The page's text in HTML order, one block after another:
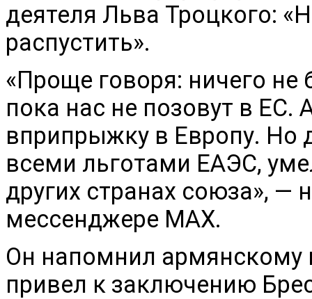
деятеля Льва Троцкого:
распустить».
«Проще говоря: ничего
пока нас не позовут в
вприпрыжку в Европу. Но
всеми льготами ЕАЭС,
других странах союза», —
мессенджере МАХ.
Он напомнил армянскому
привел к заключению